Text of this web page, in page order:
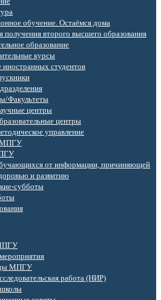
обучение. Остаёмся дома
получения второго высшего образования
образование
курсы
студентов
Факультеты
центры
центры
управление
МПГУ
от информации, причиняющей
и развитию
МПГУ
работа (НИР)